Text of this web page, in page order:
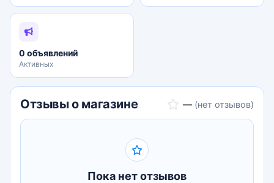
инструментов.
0 объявлений
Активных
Отзывы о магазине — (нет отзывов)
Пока нет отзывов